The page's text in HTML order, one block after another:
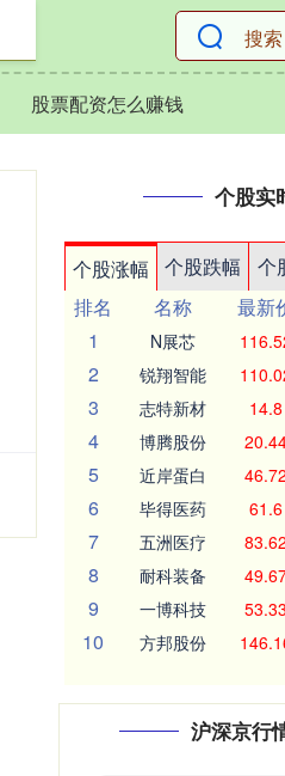
股票配资怎么赚钱
个股实
个股涨幅 个股跌幅 个
排名
名称 最新
1
N展芯
2 锐翔智能
3 志特新材 14.8
4 博腾股份
5 近岸蛋白 46.72
6 毕得医药 61.6
7 五洲医疗 83.62
8 耐科装备
9 一博科技 53.33
10 方邦股份
沪深京行